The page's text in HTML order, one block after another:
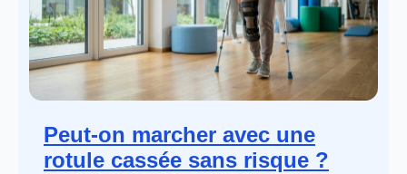
Peut-on marcher avec une
rotule cassée sans risque ?